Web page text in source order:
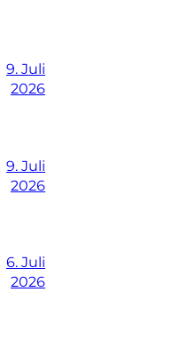
9. Juli
2026
9. Juli
2026
6. Juli
2026